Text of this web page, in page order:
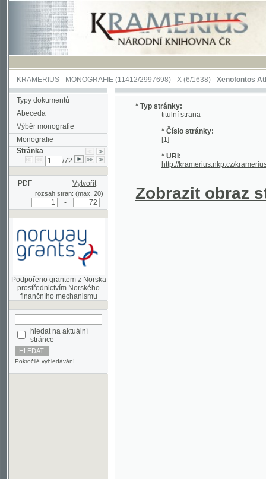
KRAMERIUS-MONOGRAFIE(11412/2997698) -X (6/1638)-Xenofontos
Typy dokumentů
Abeceda
Výběr monografie
Monografie
Stránka
/72
PDF Vytvořit
rozsah stran: (max. 20)
Podpořeno grantem z Norska
prostřednictvím Norského
hledat na aktuální
stránce
Pokročilé vyhledávání
* Typ stránky:
titulní strana
* Číslo stránky:
* URI: